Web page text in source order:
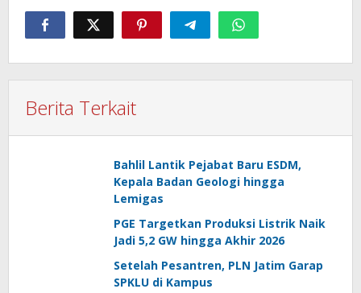
Berita Terkait
Bahlil Lantik Pejabat Baru ESDM,
Kepala Badan Geologi hingga
Lemigas
PGE Targetkan Produksi Listrik Naik
Jadi 5,2 GW hingga Akhir 2026
Setelah Pesantren, PLN Jatim Garap
SPKLU di Kampus